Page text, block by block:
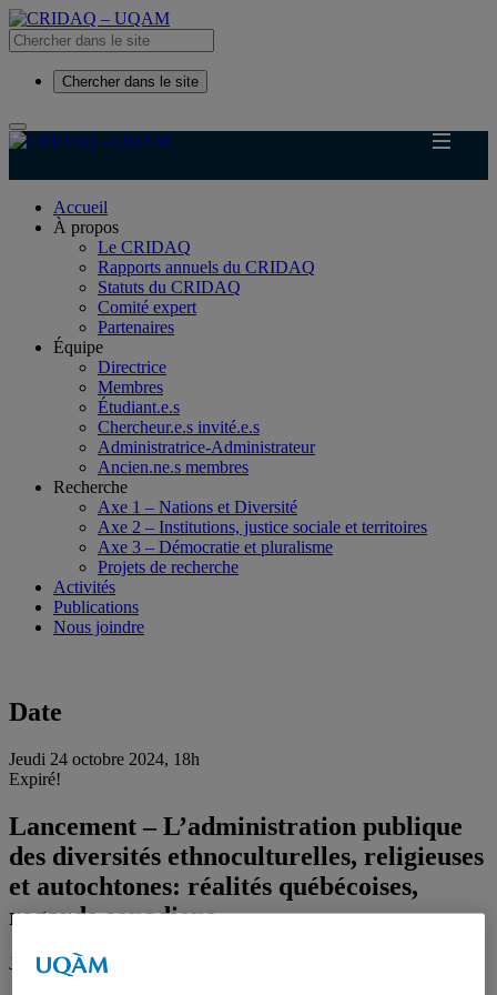
Chercher dans le site
Accueil
À propos
Le CRIDAQ
Rapports annuels du CRIDAQ
Statuts du CRIDAQ
Comité expert
Partenaires
Équipe
Directrice
Membres
Étudiant.e.s
Chercheur.e.s invité.e.s
Administratrice-Administrateur
Ancien.ne.s membres
Recherche
Axe 1 – Nations et Diversité
Axe 2 – Institutions, justice sociale et territoires
Axe 3 – Démocratie et pluralisme
Projets de recherche
Activités
Publications
Nous joindre
Date
Jeudi 24 octobre 2024, 18h
Expiré!
Lancement – L’administration publique
des diversités ethnoculturelles, religieuses
et autochtones: réalités québécoises,
regards canadiens.
Jeudi 24 octobre 2024, 18h